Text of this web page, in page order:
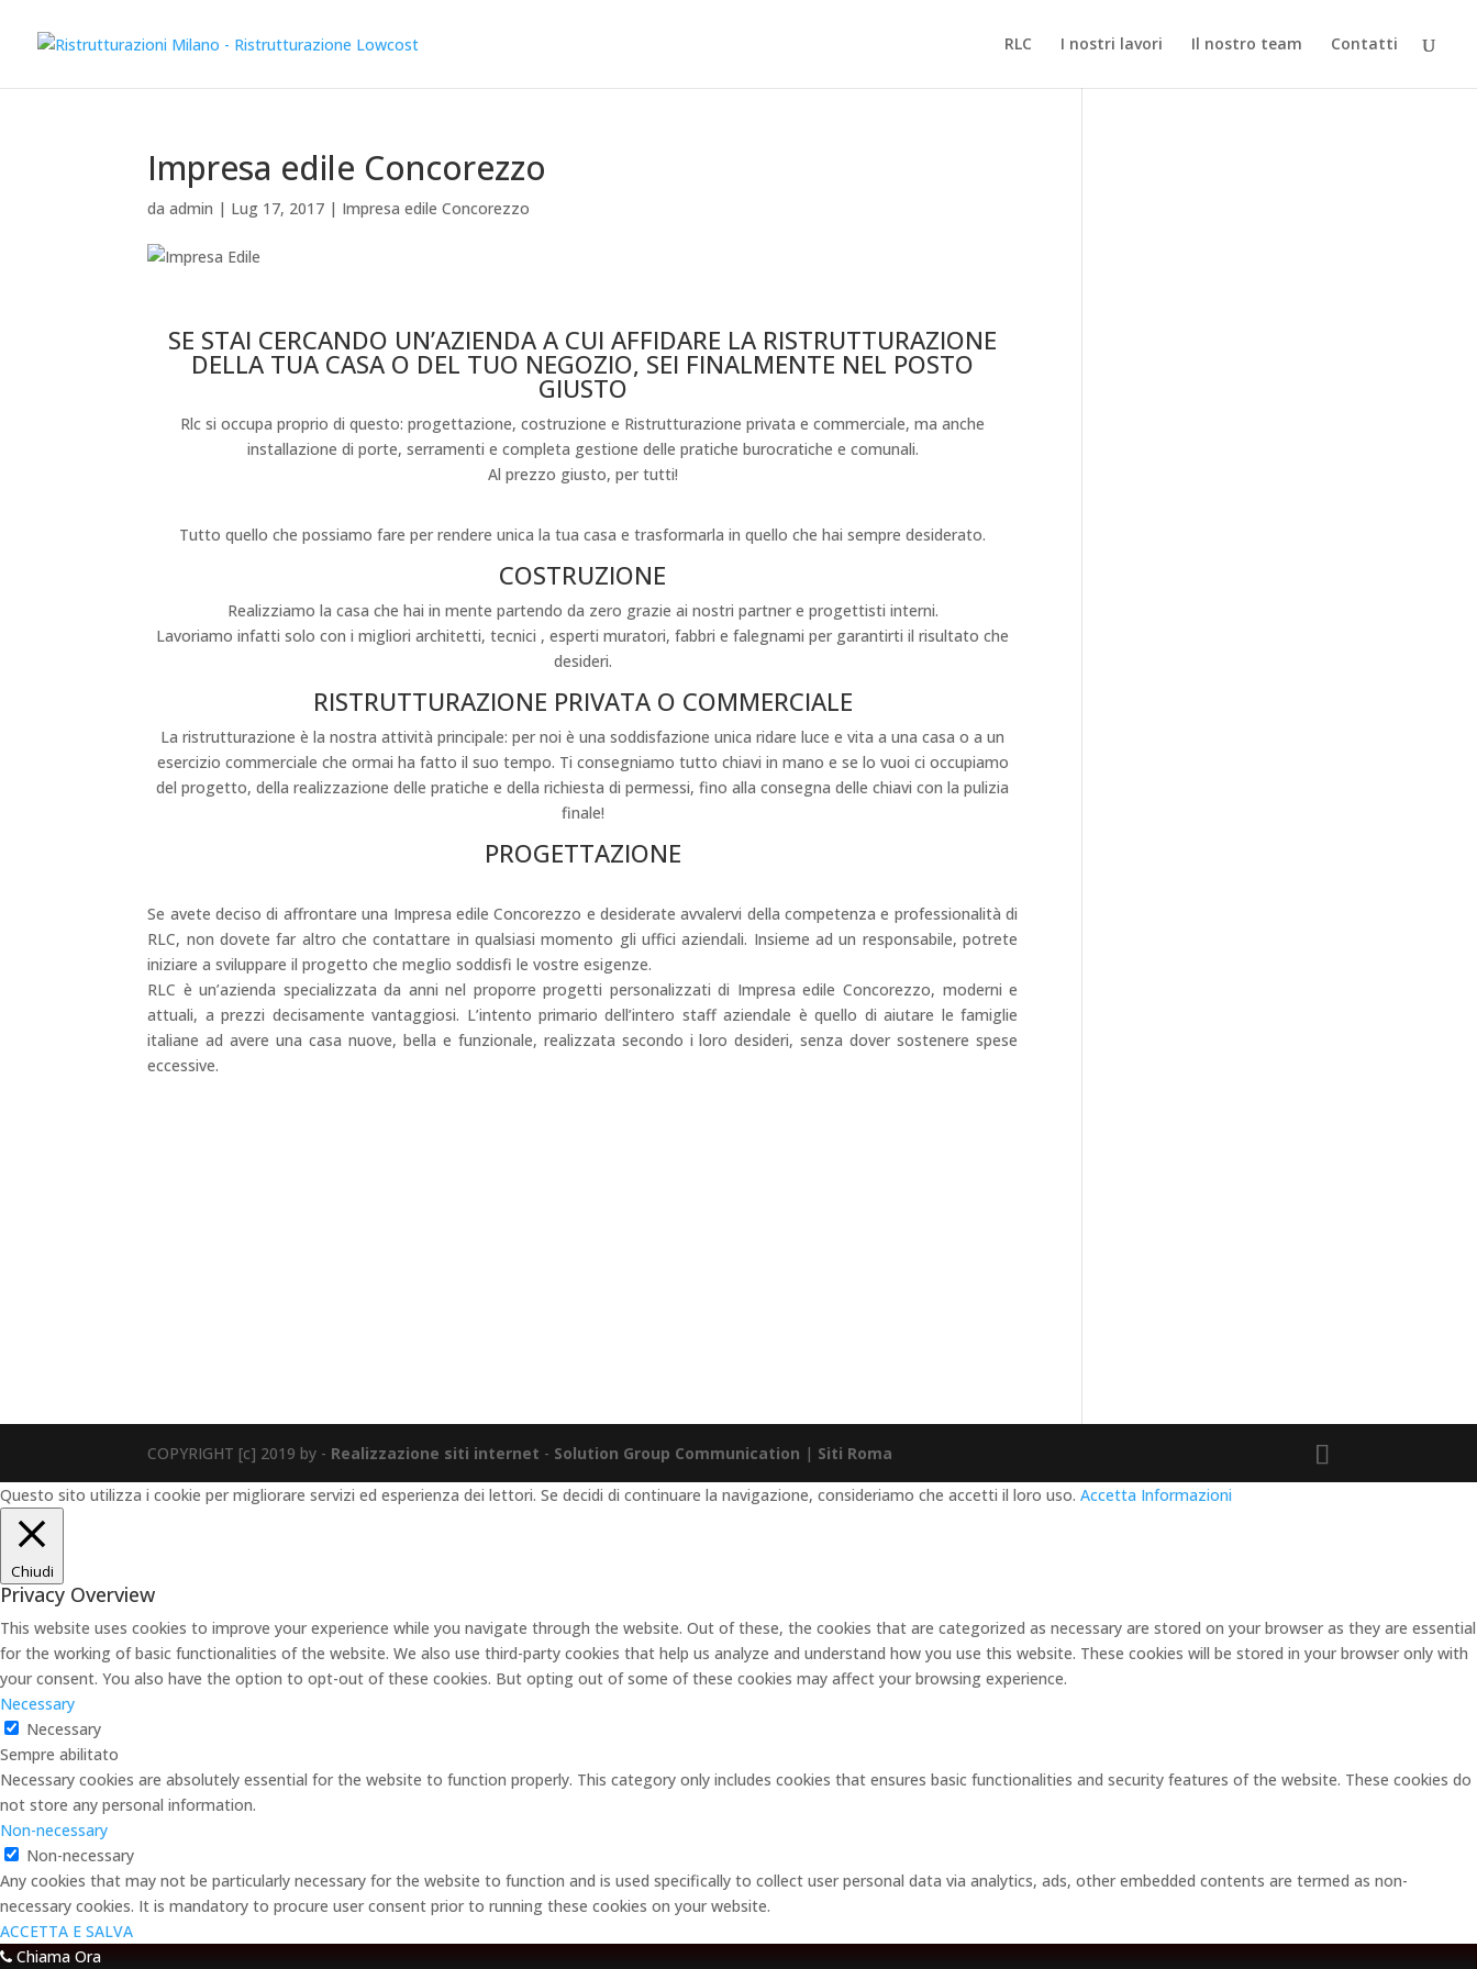
RLC I nostri lavori Il nostro team Contatti
Impresa edile Concorezzo
daadmin | Lug 17, 2017 | Impresa edile Concorezzo
SE STAI CERCANDO UN’AZIENDA A CUI AFFIDARE LA RISTRUTTURAZIONE
DELLA TUA CASA O DEL TUO NEGOZIO, SEI FINALMENTE NEL POSTO
GIUSTO
Rlc si occupa proprio di questo: progettazione, costruzione e Ristrutturazione privata e commerciale, ma anche
installazione di porte, serramenti e completa gestione delle pratiche burocratiche e comunali.
Al prezzo giusto, per tutti!
Tutto quello che possiamo fare per rendere unica la tua casa e trasformarla in quello che hai sempre desiderato.
COSTRUZIONE
Realizziamo la casa che hai in mente partendo da zero grazie ai nostri partner e progettisti interni.
Lavoriamo infatti solo con i migliori architetti, tecnici , esperti muratori, fabbri e falegnami per garantirti il risultato che
desideri.
RISTRUTTURAZIONE PRIVATA O COMMERCIALE
La ristrutturazione è la nostra attività principale: per noi è una soddisfazione unica ridare luce e vita a una casa o a un
esercizio commerciale che ormai ha fatto il suo tempo. Ti consegniamo tutto chiavi in mano e se lo vuoi ci occupiamo
del progetto, della realizzazione delle pratiche e della richiesta di permessi, fino alla consegna delle chiavi con la pulizia
finale!
PROGETTAZIONE
Se avete deciso di affrontare una Impresa edile Concorezzo e desiderate avvalervi della competenza e professionalità di
RLC, non dovete far altro che contattare in qualsiasi momento gli uffici aziendali. Insieme ad un responsabile, potrete
iniziare a sviluppare il progetto che meglio soddisfi le vostre esigenze.
RLC è un’azienda specializzata da anni nel proporre progetti personalizzati di Impresa edile Concorezzo, moderni e
attuali, a prezzi decisamente vantaggiosi. L’intento primario dell’intero staff aziendale è quello di aiutare le famiglie
italiane ad avere una casa nuove, bella e funzionale, realizzata secondo i loro desideri, senza dover sostenere spese
eccessive.
COPYRIGHT [c] 2019 by - Realizzazione siti internet - Solution Group Communication | Siti Roma
Questo sito utilizza i cookie per migliorare servizi ed esperienza dei lettori. Se decidi di continuare la navigazione, consideriamo che accetti il loro uso. Accetta Informazioni
Chiudi
Privacy Overview
This website uses cookies to improve your experience while you navigate through the website. Out of these, the cookies that are categorized as necessary are stored on your browser as they are essential
for the working of basic functionalities of the website. We also use third-party cookies that help us analyze and understand how you use this website. These cookies will be stored in your browser only with
your consent. You also have the option to opt-out of these cookies. But opting out of some of these cookies may affect your browsing experience.
Necessary
Necessary
Sempre abilitato
Necessary cookies are absolutely essential for the website to function properly. This category only includes cookies that ensures basic functionalities and security features of the website. These cookies do
not store any personal information.
Non-necessary
Non-necessary
Any cookies that may not be particularly necessary for the website to function and is used specifically to collect user personal data via analytics, ads, other embedded contents are termed as non-
necessary cookies. It is mandatory to procure user consent prior to running these cookies on your website.
ACCETTA E SALVA
Chiama Ora